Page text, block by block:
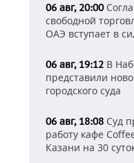
06 авг, 20:00
свободной
ОАЭ вступает в
06 авг, 19:12 В
представили
городского суда
06 авг, 18:08 Суд
работу кафе
Казани на 30